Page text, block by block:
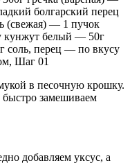
болгарский перец
(свежая) — 1 пучок
кунжут белый — 50г
соль, перец — по вкусу
в песочную крошку.
замешиваем
добавляем уксус, а